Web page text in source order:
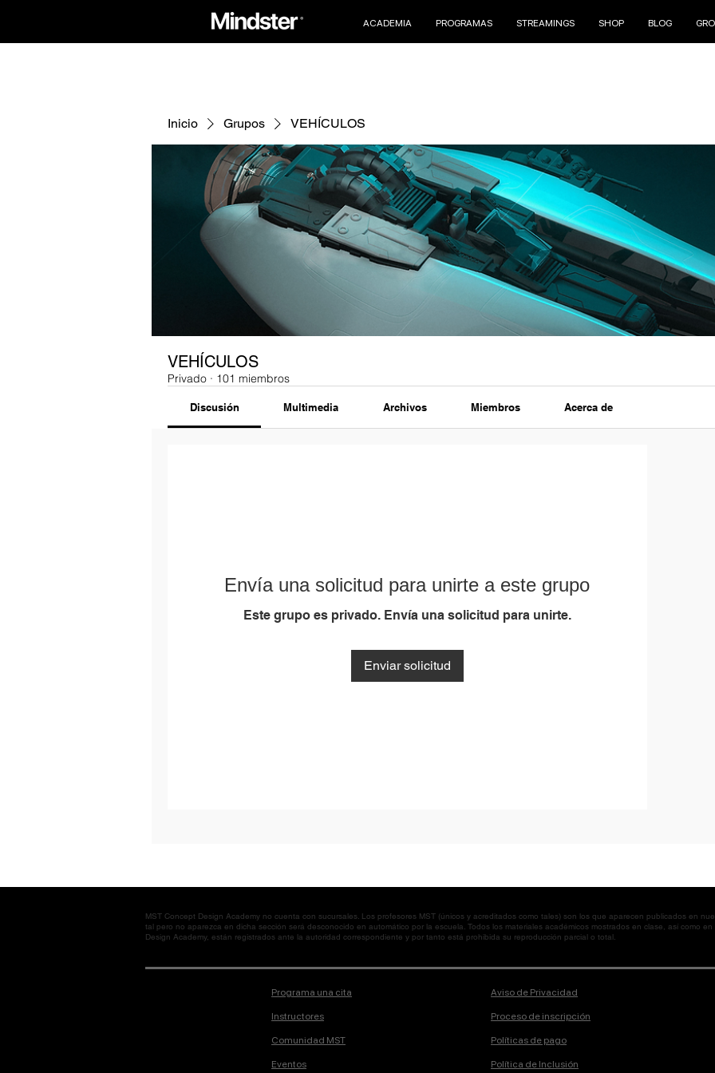
ACADEMIA PROGRAMAS STREAMINGS SHOP BLOG
Inicio Grupos VEHÍCULOS
VEHÍCULOS
Privado · 101 miembros
Discusión Multimedia Archivos Miembros Acerca de
Envía una solicitud para unirte a este grupo
Este grupo es privado. Envía una solicitud para unirte.
Enviar solicitud
MST Concept Design Academy no cuenta con sucursales. Los profesores MST (únicos y acreditados como tales) son los que aparecen publicados en
tal pero no aparezca en dicha sección será desconocido en automático por la escuela. Todos los materiales académicos mostrados en clase, así como
Design Academy, están registrados ante la autoridad correspondiente y por tanto está prohibida su reproducción parcial o total.
Programa una cita
Instructores
Comunidad MST
Eventos
Aviso de Privacidad
Proceso de inscripción
Políticas de pago
Política de Inclusión